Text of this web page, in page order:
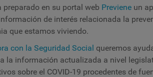
preparado en su portal web Previene un
de interés relacionada la
que estamos viviendo.
con la Seguridad Social queremos
la información actualizada a nivel
sobre el COVID-19 procedentes de